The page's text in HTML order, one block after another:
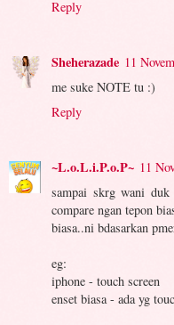
Reply
Sheherazade 11
me suke NOTE tu :)
Reply
~L.o.L.i.P.o.P~ 11
sampai skrg wani
compare ngan tepon
biasa..ni bdasarkan
eg:
iphone - touch screen
enset biasa - ada yg